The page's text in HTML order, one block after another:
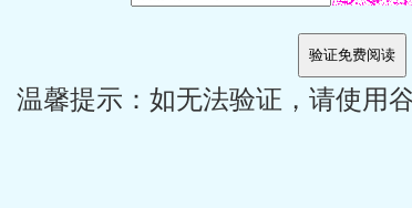
温馨提示：如无法验证，请使用